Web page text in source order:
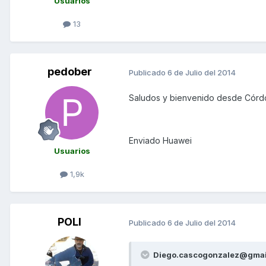
13
pedober
Usuarios
1,9k
Publicado 6 de Julio del 2014
Saludos y bienvenido desde
Enviado Huawei
POLI Publicado 6 de Julio del 2014